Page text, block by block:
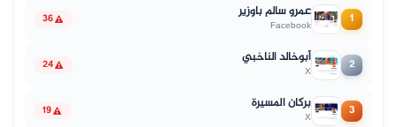
1 عمرو سالم باوزير
Facebook
36
2 أبوخالد الناخبي
X
24
3 بركان المسيرة
X
19